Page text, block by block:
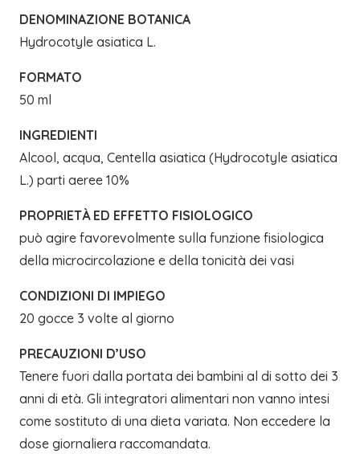
DENOMINAZIONE BOTANICA
Hydrocotyle asiatica L.
FORMATO
50 ml
INGREDIENTI
Alcool, acqua, Centella asiatica (Hydrocotyle asiatica
L.) parti aeree 10%
PROPRIETÀ ED EFFETTO FISIOLOGICO
può agire favorevolmente sulla funzione fisiologica
della microcircolazione e della tonicità dei vasi
CONDIZIONI DI IMPIEGO
20 gocce 3 volte al giorno
PRECAUZIONI D’USO
Tenere fuori dalla portata dei bambini al di sotto dei 3
anni di età. Gli integratori alimentari non vanno intesi
come sostituto di una dieta variata. Non eccedere la
dose giornaliera raccomandata.